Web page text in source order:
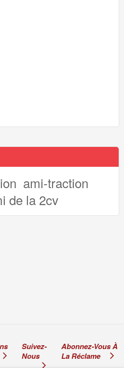
ami-traction
de la 2cv
Suivez-
Nous
Abonnez-Vous À
La Réclame